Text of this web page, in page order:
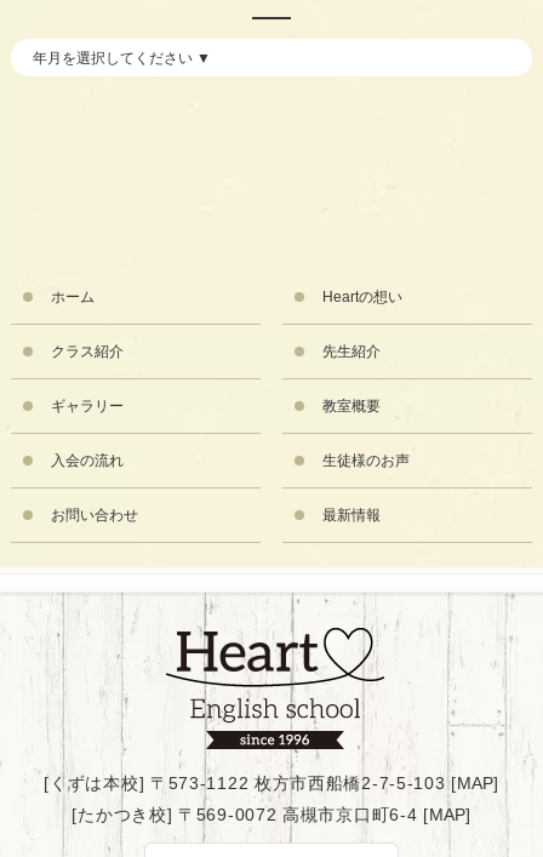
ホーム Heartの想い
クラス紹介 先生紹介
ギャラリー 教室概要
入会の流れ 生徒様のお声
お問い合わせ 最新情報
[くずは本校] 〒573-1122 枚方市西船橋2-7-5-103 [MAP]
[たかつき校] 〒569-0072 高槻市京口町6-4 [MAP]